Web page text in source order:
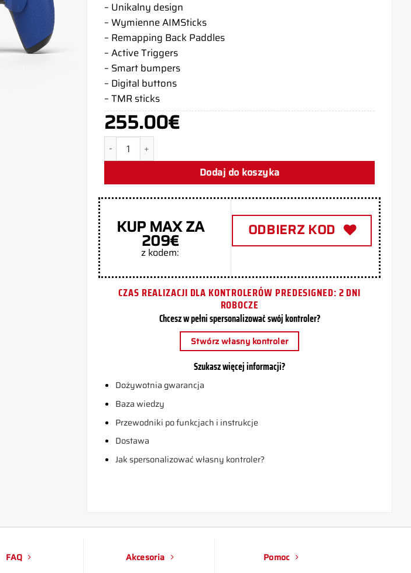
– Unikalny design
– Wymienne AIMSticks
– Remapping Back Paddles
– Active Triggers
– Smart bumpers
– Digital buttons
– TMR sticks
255.00€
ilość Kontroler PS5 Navy Blue
Dodaj do koszyka
KUP MAX ZA
209€
z kodem:
ODBIERZ KOD
CZAS REALIZACJI DLA KONTROLERÓW PREDESIGNED: 2 DNI
ROBOCZE
Chcesz w pełni spersonalizować swój kontroler?
Stwórz własny kontroler
Szukasz więcej informacji?
Dożywotnia gwarancja
Baza wiedzy
Przewodniki po funkcjach i instrukcje
Dostawa
Jak spersonalizować własny kontroler?
FAQ Akcesoria Pomoc